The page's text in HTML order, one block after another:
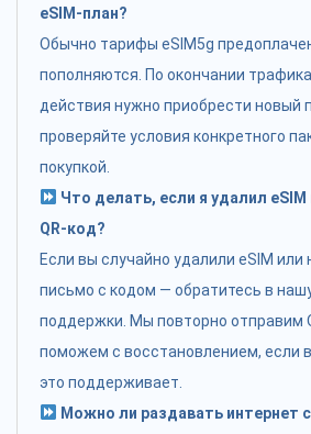
eSIM-план?
Обычно тарифы eSIM5g
пополняются. По окончании
действия нужно приобрести новый
проверяйте условия конкретного
покупкой.
Что делать, если я удалил eSIM
QR-код?
Если вы случайно удалили eSIM или
письмо с кодом — обратитесь в
поддержки. Мы повторно отправим
поможем с восстановлением, если
это поддерживает.
Можно ли раздавать интернет с